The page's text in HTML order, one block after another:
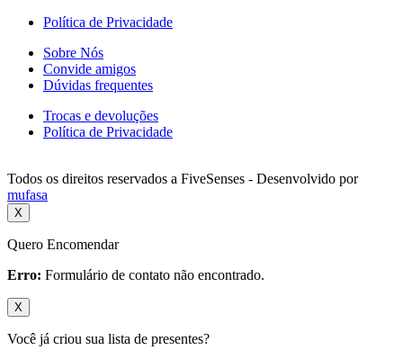
Política de Privacidade
Sobre Nós
Convide amigos
Dúvidas frequentes
Trocas e devoluções
Política de Privacidade
Todos os direitos reservados a FiveSenses - Desenvolvido por
mufasa
X
Quero Encomendar
Erro: Formulário de contato não encontrado.
X
Você já criou sua lista de presentes?